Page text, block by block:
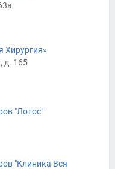
Хирургия»
д. 165
"Лотос"
"Клиника Вся